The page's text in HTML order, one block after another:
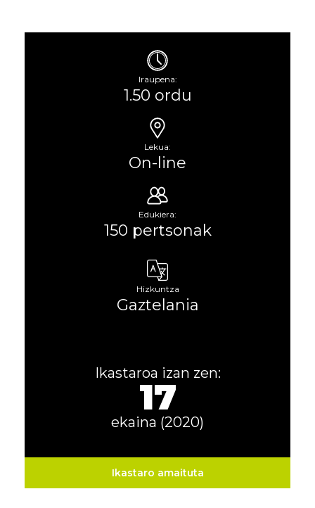
Iraupena:
1.50 ordu
Lekua:
On-line
Edukiera:
150 pertsonak
Hizkuntza
Gaztelania
Ikastaroa izan zen:
17
ekaina (2020)
Ikastaro amaituta